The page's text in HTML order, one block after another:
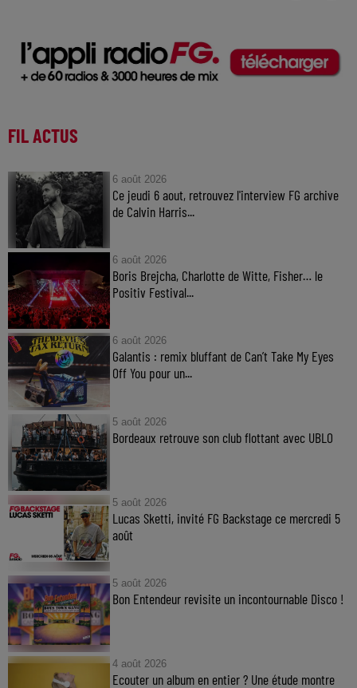
FIL ACTUS
6 août 2026
Ce jeudi 6 aout, retrouvez l'interview FG archive
de Calvin Harris...
6 août 2026
Boris Brejcha, Charlotte de Witte, Fisher… le
Positiv Festival...
6 août 2026
Galantis : remix bluffant de Can’t Take My Eyes
Off You pour un...
5 août 2026
Bordeaux retrouve son club flottant avec UBLO
5 août 2026
Lucas Sketti, invité FG Backstage ce mercredi 5
août
5 août 2026
Bon Entendeur revisite un incontournable Disco !
4 août 2026
Ecouter un album en entier ? Une étude montre